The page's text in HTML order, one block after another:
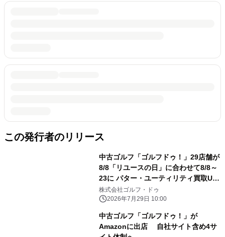
この発行者のリリース
中古ゴルフ「ゴルフドゥ！」29店舗が
8/8「リユースの日」に合わせて8/8～
23に パター・ユーティリティ買取UP
キャンペーンを開催！
株式会社ゴルフ・ドゥ
2026年7月29日 10:00
中古ゴルフ「ゴルフドゥ！」が
Amazonに出店 自社サイト含め4サ